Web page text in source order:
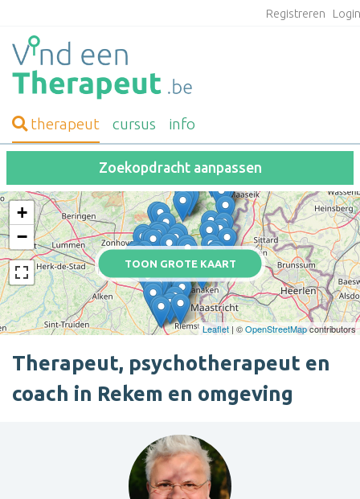
Registreren
therapeut cursus info
Zoekopdracht aanpassen
TOON GROTE KAART
+
−
Leaflet | ©OpenStreetMapcontributors
Therapeut, psychotherapeut en
coach in Rekem en omgeving